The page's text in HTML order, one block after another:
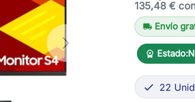
Next
135,48 €
local_shipping Envío
workspace_premium Estado:
 22